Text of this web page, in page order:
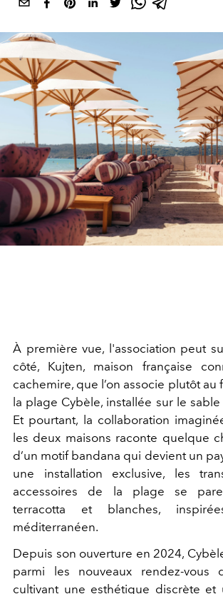
À première vue, l'association peut
côté, Kujten, maison française
cachemire, que l’on associe plutôt au
la plage Cybèle, installée sur le sable
Et pourtant, la collaboration
les deux maisons raconte quelque
d’un motif bandana qui devient un
une installation exclusive, les
accessoires de la plage se
terracotta et blanches,
méditerranéen.
Depuis son ouverture en 2024,
parmi les nouveaux rendez-vous
cultivant une esthétique discrète et